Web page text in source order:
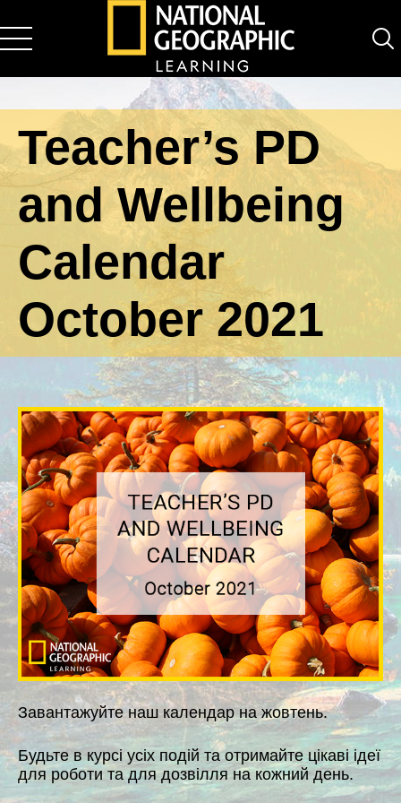
National Geographic Learning
Teacher’s PD
and Wellbeing
Calendar
October 2021
Завантажуйте наш календар на жовтень.
Будьте в курсі усіх подій та отримайте цікаві ідеї
для роботи та для дозвілля на кожний день.